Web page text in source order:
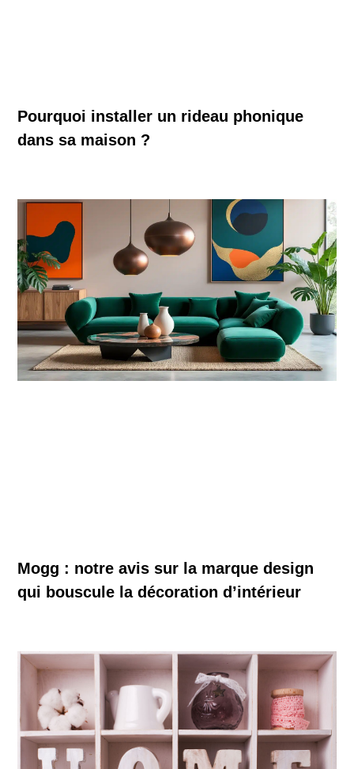
Pourquoi installer un rideau phonique
dans sa maison ?
Mogg : notre avis sur la marque design
qui bouscule la décoration d’intérieur